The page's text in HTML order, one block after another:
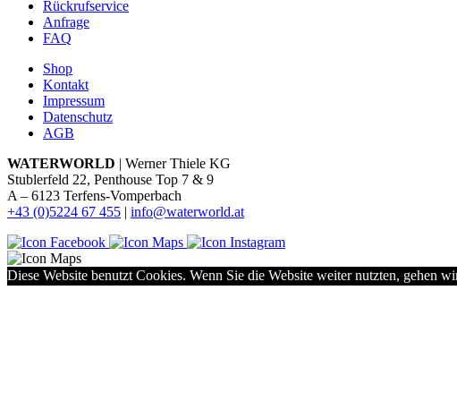
Rückrufservice
Anfrage
FAQ
Shop
Kontakt
Impressum
Datenschutz
AGB
WATERWORLD | Werner Thiele KG
Stublerfeld 22, Penthouse Top 7 & 9
A – 6123 Terfens-Vomperbach
+43 (0)5224 67 455 | info@waterworld.at
Diese Website benutzt Cookies. Wenn Sie die Website weiter nutzten, gehen